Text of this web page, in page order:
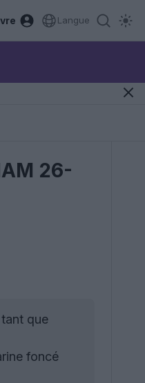
Langue
26-
que
foncé